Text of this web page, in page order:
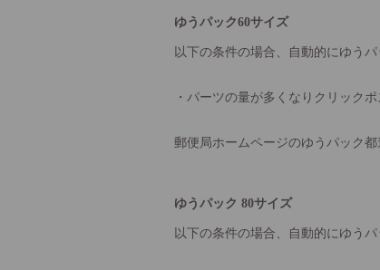
ゆうパック60サイズ
以下の条件の場合、自動的にゆうパ
・パーツの量が多くなりクリック
郵便局ホームページのゆうパック
ゆうパック 80サイズ
以下の条件の場合、自動的にゆうパ